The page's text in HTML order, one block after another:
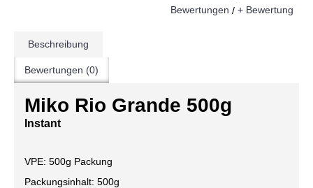
Bewertungen / + Bewertung
Beschreibung
Bewertungen (0)
Miko Rio Grande 500g
Instant
VPE: 500g Packung
Packungsinhalt: 500g